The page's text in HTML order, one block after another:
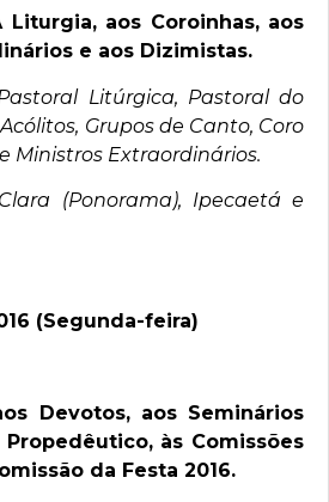
Liturgia, aos Coroinhas, aos
e aos Dizimistas.
Litúrgica, Pastoral do
Grupos de Canto, Coro
Ministros Extraordinários.
(Ponorama), Ipecaetá e
(Segunda-feira)
Devotos, aos Seminários
às Comissões
da Festa 2016.